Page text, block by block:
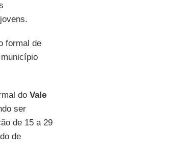
formal de
do Vale
ser
de 15 a 29
de